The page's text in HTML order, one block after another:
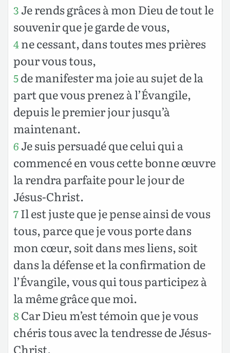
3 Je rends grâces à mon Dieu de tout le
souvenir que je garde de vous,
4ne cessant, dans toutes mes prières
pour vous tous,
5de manifester ma joie au sujet de la
part que vous prenez à l’Évangile,
depuis le premier jour jusqu’à
maintenant.
6 Je suis persuadé que celui qui a
commencé en vous cette bonne œuvre
la rendra parfaite pour le jour de
Jésus-Christ.
7Il est juste que je pense ainsi de vous
tous, parce que je vous porte dans
mon cœur, soit dans mes liens, soit
dans la défense et la confirmation de
l’Évangile, vous qui tous participez à
la même grâce que moi.
8Car Dieu m’est témoin que je vous
chéris tous avec la tendresse de Jésus-
Christ.